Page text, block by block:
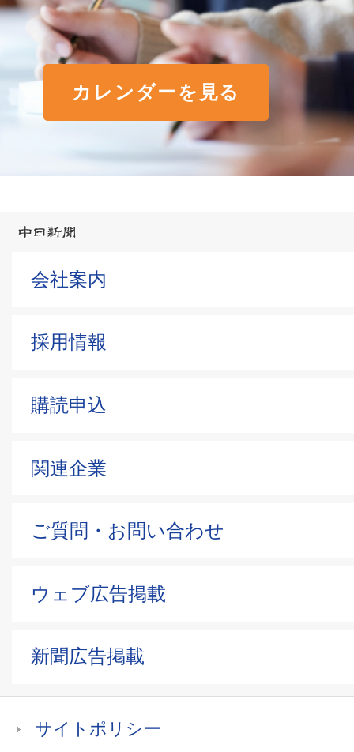
カレンダーを見る
会社案内
採用情報
購読申込
関連企業
ご質問・お問い合わせ
ウェブ広告掲載
新聞広告掲載
サイトポリシー